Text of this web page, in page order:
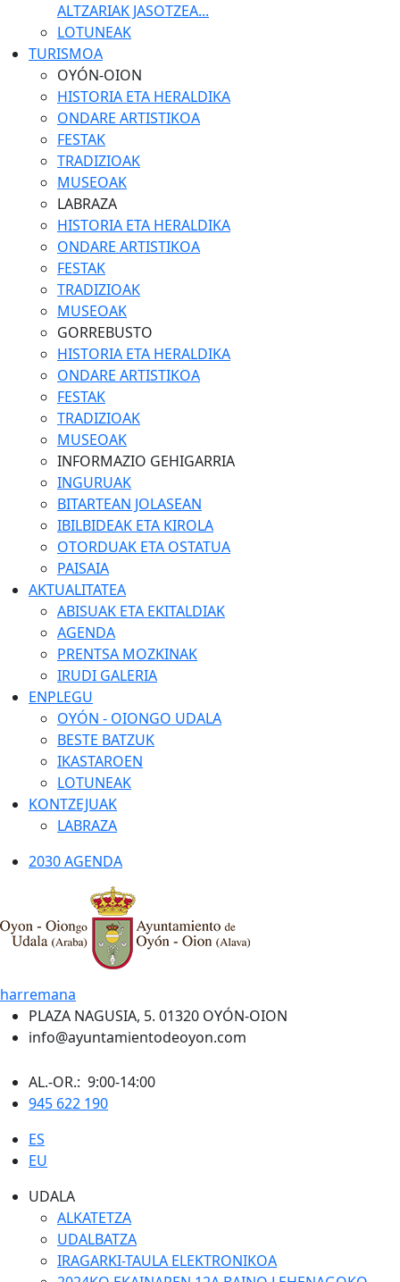
ALTZARIAK JASOTZEA...
LOTUNEAK
TURISMOA
OYÓN-OION
HISTORIA ETA HERALDIKA
ONDARE ARTISTIKOA
FESTAK
TRADIZIOAK
MUSEOAK
LABRAZA
HISTORIA ETA HERALDIKA
ONDARE ARTISTIKOA
FESTAK
TRADIZIOAK
MUSEOAK
GORREBUSTO
HISTORIA ETA HERALDIKA
ONDARE ARTISTIKOA
FESTAK
TRADIZIOAK
MUSEOAK
INFORMAZIO GEHIGARRIA
INGURUAK
BITARTEAN JOLASEAN
IBILBIDEAK ETA KIROLA
OTORDUAK ETA OSTATUA
PAISAIA
AKTUALITATEA
ABISUAK ETA EKITALDIAK
AGENDA
PRENTSA MOZKINAK
IRUDI GALERIA
ENPLEGU
OYÓN - OIONGO UDALA
BESTE BATZUK
IKASTAROEN
LOTUNEAK
KONTZEJUAK
LABRAZA
2030 AGENDA
harremana
PLAZA NAGUSIA, 5. 01320 OYÓN-OION
info@ayuntamientodeoyon.com
AL.-OR.: 9:00-14:00
945 622 190
ES
EU
UDALA
ALKATETZA
UDALBATZA
IRAGARKI-TAULA ELEKTRONIKOA